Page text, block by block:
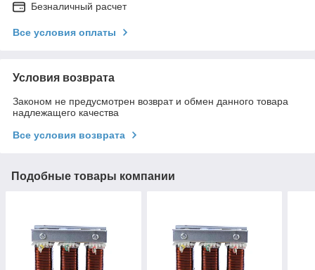
Безналичный расчет
Все условия оплаты
Условия возврата
Законом не предусмотрен возврат и обмен данного товара
надлежащего качества
Все условия возврата
Подобные товары компании